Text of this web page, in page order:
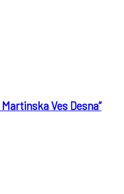
Ves Desna”